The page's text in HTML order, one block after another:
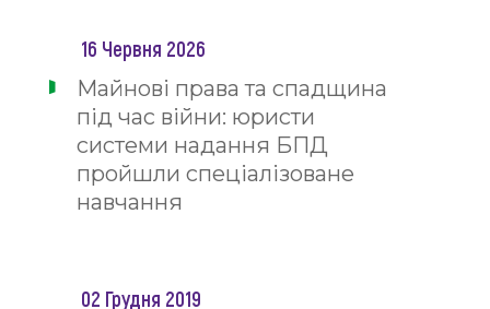
16 Червня 2026
Майнові права та спадщина
під час війни: юристи
системи надання БПД
пройшли спеціалізоване
навчання
02 Грудня 2019